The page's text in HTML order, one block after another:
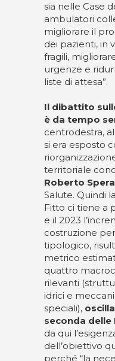
sia nelle Case
ambulatori
migliorare il
dei pazienti, in
fragili,
urgenze e
liste di attesa”.
Il dibattito
è da tempo
centrodestra,
si era esposto
territoriale
Roberto
Salute. Quindi
Fitto ci tiene a
e il 2023
costruzione
tipologico,
metrico
quattro
rilevanti
idrici e
speciali),
seconda delle
da qui
dell’obiettivo
perché “la